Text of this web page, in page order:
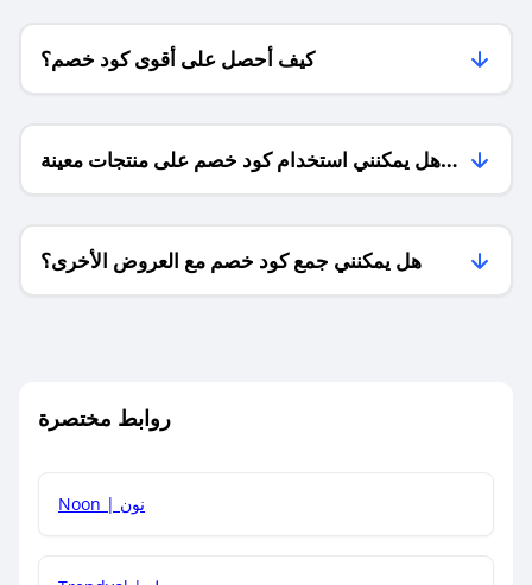
كيف أحصل على أقوى كود خصم؟
هل يمكنني استخدام كود خصم على منتجات معينة
فقط؟
هل يمكنني جمع كود خصم مع العروض الأخرى؟
روابط مختصرة
Noon | نون